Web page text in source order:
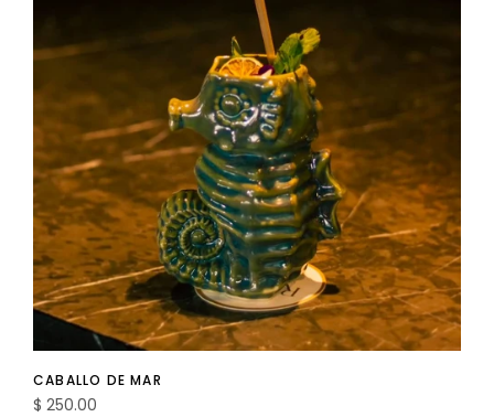
CABALLO DE MAR
$ 250.00